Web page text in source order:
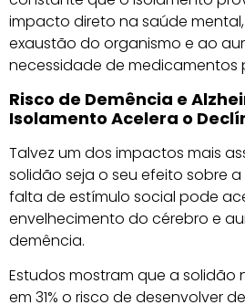
impacto direto na saúde
exaustão do organismo e ao
necessidade de medicamentos
Risco de Demência e
Isolamento Acelera o
Talvez um dos impactos mais
solidão seja o seu efeito sobre
falta de estímulo social pode
envelhecimento do cérebro e
demência.
Estudos mostram que a solidão
em 31% o risco de desenvolver